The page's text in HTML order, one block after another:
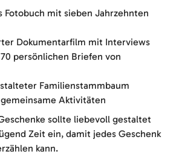
Fotobuch mit sieben Jahrzehnten
Dokumentarfilm mit Interviews
persönlichen Briefen von
Familienstammbaum
Aktivitäten
sollte liebevoll gestaltet
Zeit ein, damit jedes Geschenk
kann.